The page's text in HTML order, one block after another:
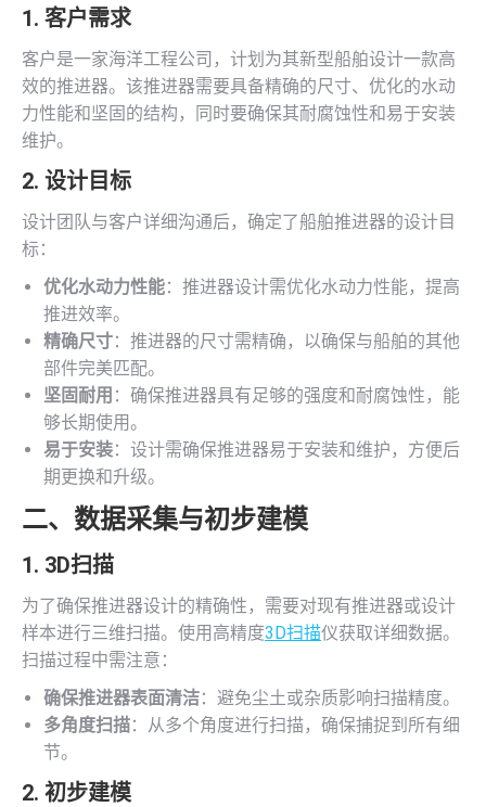
1. 客户需求
客户是一家海洋工程公司，计划为其新型船舶设计一款高
效的推进器。该推进器需要具备精确的尺寸、优化的水动
力性能和坚固的结构，同时要确保其耐腐蚀性和易于安装
维护。
2. 设计目标
设计团队与客户详细沟通后，确定了船舶推进器的设计目
标：
优化水动力性能：推进器设计需优化水动力性能，提高
推进效率。
精确尺寸：推进器的尺寸需精确，以确保与船舶的其他
部件完美匹配。
坚固耐用 ：确保推进器具有足够的强度和耐腐蚀性，能
够长期使用。
易于安装：设计需确保推进器易于安装和维护，方便后
期更换和升级。
二、数据采集与初步建模
1. 3D扫描
为了确保推进器设计的精确性，需要对现有推进器或设计
样本进行三维扫描。使用高精度3D扫描仪获取详细数据。
扫描过程中需注意：
确保推进器表面清洁：避免尘土或杂质影响扫描精度。
多角度扫描：从多个角度进行扫描，确保捕捉到所有细
节。
2. 初步建模